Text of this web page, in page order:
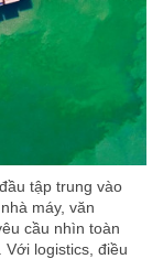
tập trung vào
máy, văn
cầu nhìn toàn
logistics, điều